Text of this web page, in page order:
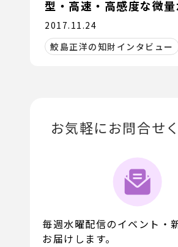
型・高速・高感度な微
開発
2017.11.24
鮫島正洋の知財インタビュー
お気軽にお問合せ
毎週水曜配信のイベント・
お届けします。